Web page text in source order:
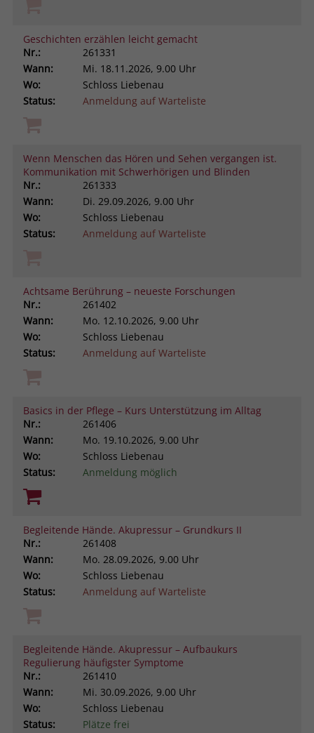
Geschichten erzählen leicht gemacht
Nr.:
261331
Wann:
Mi. 18.11.2026, 9.00 Uhr
Wo:
Schloss Liebenau
Status:
Anmeldung auf Warteliste
Wenn Menschen das Hören und Sehen vergangen ist.
Kommunikation mit Schwerhörigen und Blinden
Nr.:
261333
Wann:
Di. 29.09.2026, 9.00 Uhr
Wo:
Schloss Liebenau
Status:
Anmeldung auf Warteliste
Achtsame Berührung – neueste Forschungen
Nr.:
261402
Wann:
Mo. 12.10.2026, 9.00 Uhr
Wo:
Schloss Liebenau
Status:
Anmeldung auf Warteliste
Basics in der Pflege – Kurs Unterstützung im Alltag
Nr.:
261406
Wann:
Mo. 19.10.2026, 9.00 Uhr
Wo:
Schloss Liebenau
Status:
Anmeldung möglich
Begleitende Hände. Akupressur – Grundkurs II
Nr.:
261408
Wann:
Mo. 28.09.2026, 9.00 Uhr
Wo:
Schloss Liebenau
Status:
Anmeldung auf Warteliste
Begleitende Hände. Akupressur – Aufbaukurs
Regulierung häufigster Symptome
Nr.:
261410
Wann:
Mi. 30.09.2026, 9.00 Uhr
Wo:
Schloss Liebenau
Status:
Plätze frei